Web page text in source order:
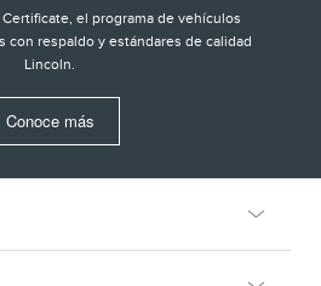
el programa de vehículos
con respaldo y estándares de calidad
Lincoln.
Conoce más